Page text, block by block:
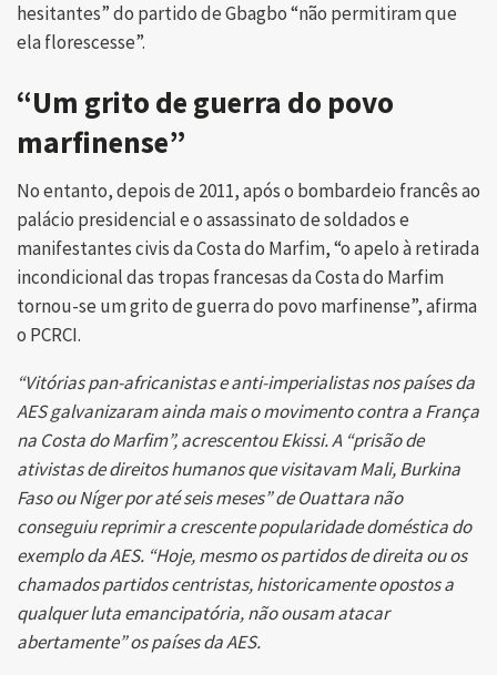
hesitantes” do partido de Gbagbo “não permitiram que
ela florescesse”.
“Um grito de guerra do povo
marfinense”
No entanto, depois de 2011, após o bombardeio francês ao
palácio presidencial e o assassinato de soldados e
manifestantes civis da Costa do Marfim, “o apelo à retirada
incondicional das tropas francesas da Costa do Marfim
tornou-se um grito de guerra do povo marfinense”, afirma
o PCRCI.
“Vitórias pan-africanistas e anti-imperialistas nos países da
AES galvanizaram ainda mais o movimento contra a França
na Costa do Marfim”, acrescentou Ekissi. A “prisão de
ativistas de direitos humanos que visitavam Mali, Burkina
Faso ou Níger por até seis meses” de Ouattara não
conseguiu reprimir a crescente popularidade doméstica do
exemplo da AES. “Hoje, mesmo os partidos de direita ou os
chamados partidos centristas, historicamente opostos a
qualquer luta emancipatória, não ousam atacar
abertamente” os países da AES.